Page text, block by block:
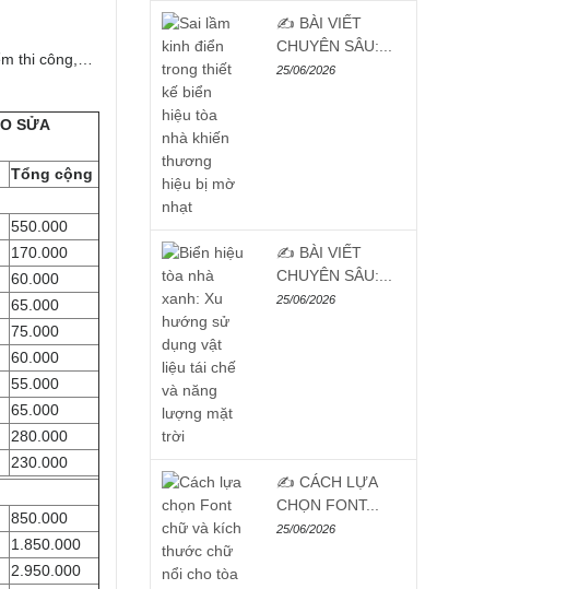
thi công,…
SỬA
Tổng cộng
550.000
170.000
60.000
65.000
75.000
60.000
55.000
65.000
280.000
230.000
850.000
1.850.000
2.950.000
✍️ BÀI VIẾT
CHUYÊN SÂU:...
25/06/2026
✍️ BÀI VIẾT
CHUYÊN SÂU:...
25/06/2026
✍️ CÁCH LỰA
CHỌN FONT...
25/06/2026